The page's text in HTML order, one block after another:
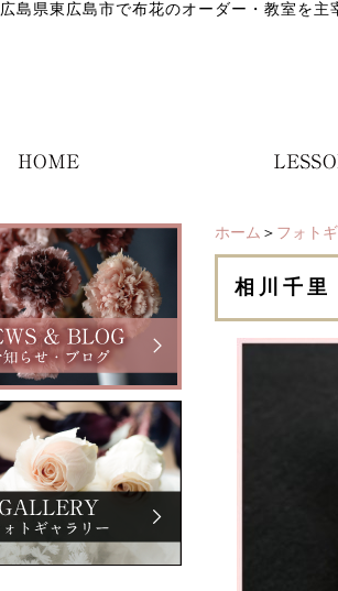
広島県東広島市で布花のオーダー・教室を主
ホーム ＞ フォト
相川千里